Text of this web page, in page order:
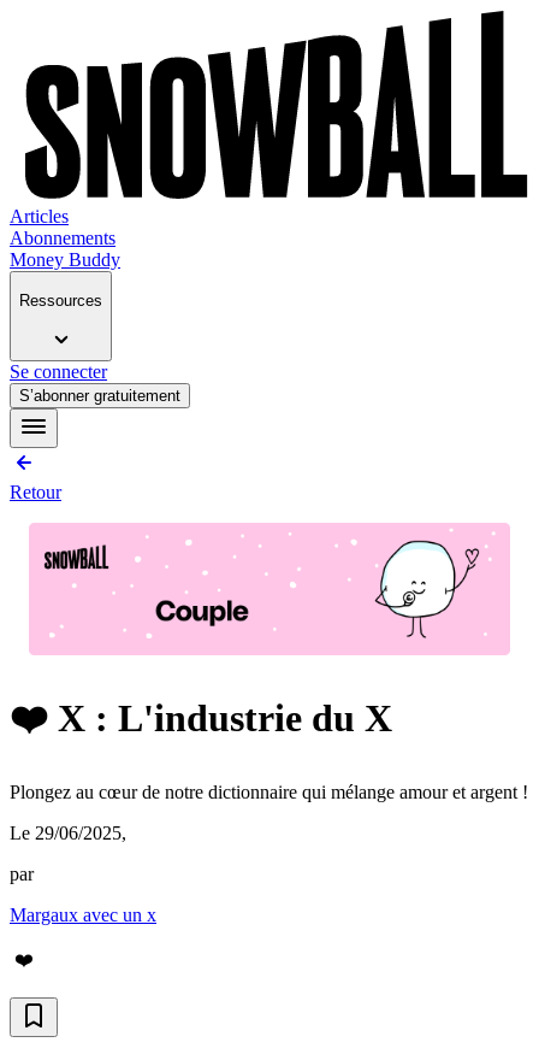
Articles
Abonnements
Money Buddy
Ressources
Se connecter
S’abonner gratuitement
Retour
❤️ X : L'industrie du X
Plongez au cœur de notre dictionnaire qui mélange amour et argent !
Le 29/06/2025,
par
Margaux avec un x
❤️